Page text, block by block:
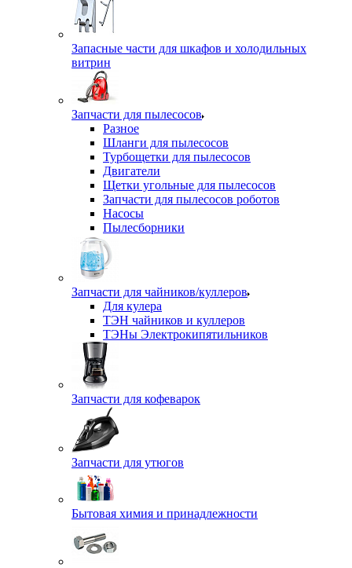
Запасные части для шкафов и холодильных
витрин
Запчасти для пылесосов
Разное
Шланги для пылесосов
Турбощетки для пылесосов
Двигатели
Щетки угольные для пылесосов
Запчасти для пылесосов роботов
Насосы
Пылесборники
Запчасти для чайников/куллеров
Для кулера
ТЭН чайников и куллеров
ТЭНы Электрокипятильников
Запчасти для кофеварок
Запчасти для утюгов
Бытовая химия и принадлежности